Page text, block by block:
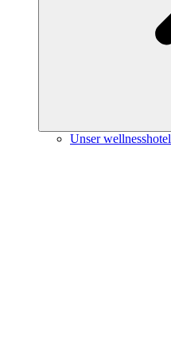
Unser wellnesshotel